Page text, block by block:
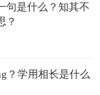
句是什么？知其不
？
？学用相长是什么